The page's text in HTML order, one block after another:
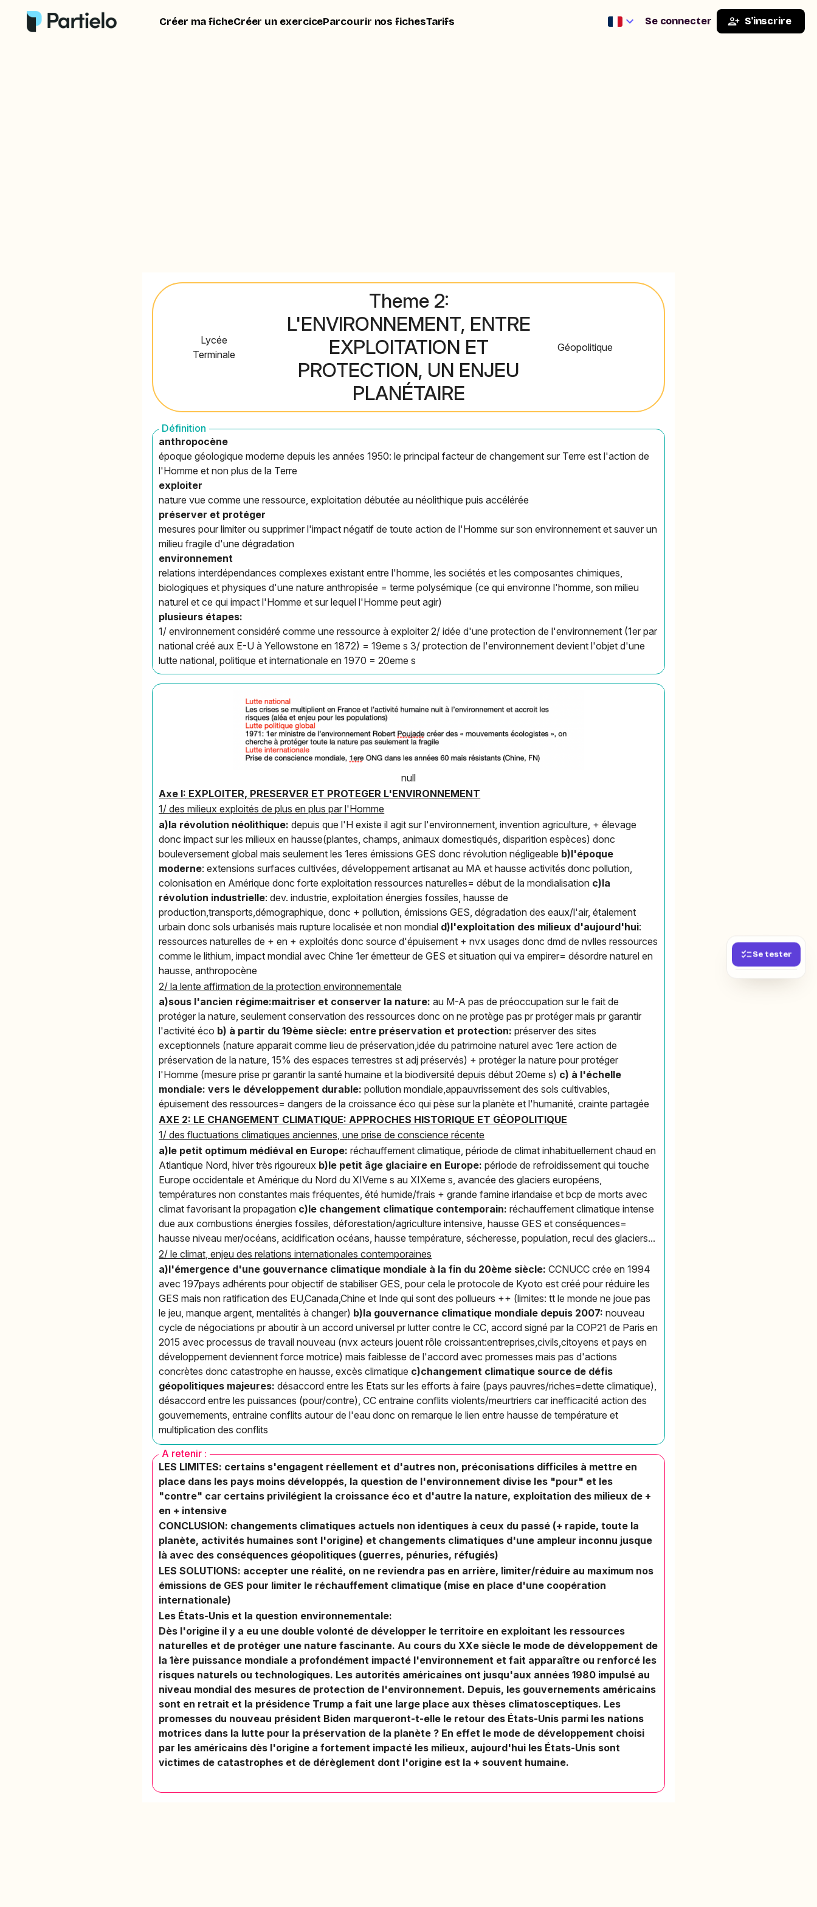
Créer ma ficheCréer un exerciceParcourir nos fichesTarifs Se connecter S'inscrire
Se tester
Lycée
Terminale
Theme 2:
L'ENVIRONNEMENT, ENTRE
EXPLOITATION ET
PROTECTION, UN ENJEU
PLANÉTAIRE
Géopolitique
Définition
anthropocène
époque géologique moderne depuis les années 1950: le principal facteur de changement sur Terre est l'action de
l'Homme et non plus de la Terre
exploiter
nature vue comme une ressource, exploitation débutée au néolithique puis accélérée
préserver et protéger
mesures pour limiter ou supprimer l'impact négatif de toute action de l'Homme sur son environnement et sauver un
milieu fragile d'une dégradation
environnement
relations interdépendances complexes existant entre l'homme, les sociétés et les composantes chimiques,
biologiques et physiques d'une nature anthropisée = terme polysémique (ce qui environne l'homme, son milieu
naturel et ce qui impact l'Homme et sur lequel l'Homme peut agir)
plusieurs étapes:
1/ environnement considéré comme une ressource à exploiter 2/ idée d'une protection de l'environnement (1er par
national créé aux E-U à Yellowstone en 1872) = 19eme s 3/ protection de l'environnement devient l'objet d'une
lutte national, politique et internationale en 1970 = 20eme s
null
Axe I: EXPLOITER, PRESERVER ET PROTEGER L'ENVIRONNEMENT
1/ des milieux exploités de plus en plus par l'Homme
a)la révolution néolithique:depuis que l'H existe il agit sur l'environnement, invention agriculture, + élevage
donc impact sur les milieux en hausse(plantes, champs, animaux domestiqués, disparition espèces) donc
bouleversement global mais seulement les 1eres émissions GES donc révolution négligeable b)l'époque
moderne: extensions surfaces cultivées, développement artisanat au MA et hausse activités donc pollution,
colonisation en Amérique donc forte exploitation ressources naturelles= début de la mondialisation c)la
révolution industrielle: dev. industrie, exploitation énergies fossiles, hausse de
production,transports,démographique, donc + pollution, émissions GES, dégradation des eaux/l'air, étalement
urbain donc sols urbanisés mais rupture localisée et non mondial d)l'exploitation des milieux d'aujourd'hui:
ressources naturelles de + en + exploités donc source d'épuisement + nvx usages donc dmd de nvlles ressources
comme le lithium, impact mondial avec Chine 1er émetteur de GES et situation qui va empirer= désordre naturel en
hausse, anthropocène
2/ la lente affirmation de la protection environnementale
a)sous l'ancien régime:maitriser et conserver la nature:au M-A pas de préoccupation sur le fait de
protéger la nature, seulement conservation des ressources donc on ne protège pas pr protéger mais pr garantir
l'activité éco b) à partir du 19ème siècle: entre préservation et protection:préserver des sites
exceptionnels (nature apparait comme lieu de préservation,idée du patrimoine naturel avec 1ere action de
préservation de la nature, 15% des espaces terrestres st adj préservés) + protéger la nature pour protéger
l'Homme (mesure prise pr garantir la santé humaine et la biodiversité depuis début 20eme s) c) à l'échelle
mondiale: vers le développement durable:pollution mondiale,appauvrissement des sols cultivables,
épuisement des ressources= dangers de la croissance éco qui pèse sur la planète et l'humanité, crainte partagée
AXE 2: LE CHANGEMENT CLIMATIQUE: APPROCHES HISTORIQUE ET GÉOPOLITIQUE
1/ des fluctuations climatiques anciennes, une prise de conscience récente
a)le petit optimum médiéval en Europe:réchauffement climatique, période de climat inhabituellement chaud en
Atlantique Nord, hiver très rigoureux b)le petit âge glaciaire en Europe: période de refroidissement qui touche
Europe occidentale et Amérique du Nord du XIVeme s au XIXeme s, avancée des glaciers européens,
températures non constantes mais fréquentes, été humide/frais + grande famine irlandaise et bcp de morts avec
climat favorisant la propagation c)le changement climatique contemporain:réchauffement climatique intense
due aux combustions énergies fossiles, déforestation/agriculture intensive, hausse GES et conséquences=
hausse niveau mer/océans, acidification océans, hausse température, sécheresse, population, recul des glaciers...
2/ le climat, enjeu des relations internationales contemporaines
a)l'émergence d'une gouvernance climatique mondiale à la fin du 20ème siècle: CCNUCC crée en 1994
avec 197pays adhérents pour objectif de stabiliser GES, pour cela le protocole de Kyoto est créé pour réduire les
GES mais non ratification des EU,Canada,Chine et Inde qui sont des pollueurs ++ (limites: tt le monde ne joue pas
le jeu, manque argent, mentalités à changer) b)la gouvernance climatique mondiale depuis 2007:nouveau
cycle de négociations pr aboutir à un accord universel pr lutter contre le CC, accord signé par la COP21 de Paris en
2015 avec processus de travail nouveau (nvx acteurs jouent rôle croissant:entreprises,civils,citoyens et pays en
développement deviennent force motrice) mais faiblesse de l'accord avec promesses mais pas d'actions
concrètes donc catastrophe en hausse, excès climatique c)changement climatique source de défis
géopolitiques majeures:désaccord entre les Etats sur les efforts à faire (pays pauvres/riches=dette climatique),
désaccord entre les puissances (pour/contre), CC entraine conflits violents/meurtriers car inefficacité action des
gouvernements, entraine conflits autour de l'eau donc on remarque le lien entre hausse de température et
multiplication des conflits
A retenir :
LES LIMITES: certains s'engagent réellement et d'autres non, préconisations difficiles à mettre en
place dans les pays moins développés, la question de l'environnement divise les "pour" et les
"contre" car certains privilégient la croissance éco et d'autre la nature, exploitation des milieux de +
en + intensive
CONCLUSION: changements climatiques actuels non identiques à ceux du passé (+ rapide, toute la
planète, activités humaines sont l'origine) et changements climatiques d'une ampleur inconnu jusque
là avec des conséquences géopolitiques (guerres, pénuries, réfugiés)
LES SOLUTIONS: accepter une réalité, on ne reviendra pas en arrière, limiter/réduire au maximum nos
émissions de GES pour limiter le réchauffement climatique (mise en place d'une coopération
internationale)
Les États-Unis et la question environnementale:
Dès l'origine il y a eu une double volonté de développer le territoire en exploitant les ressources
naturelles et de protéger une nature fascinante. Au cours du XXe siècle le mode de développement de
la 1ère puissance mondiale a profondément impacté l'environnement et fait apparaître ou renforcé les
risques naturels ou technologiques. Les autorités américaines ont jusqu'aux années 1980 impulsé au
niveau mondial des mesures de protection de l'environnement. Depuis, les gouvernements américains
sont en retrait et la présidence Trump a fait une large place aux thèses climatosceptiques. Les
promesses du nouveau président Biden marqueront-t-elle le retour des États-Unis parmi les nations
motrices dans la lutte pour la préservation de la planète ? En effet le mode de développement choisi
par les américains dès l'origine a fortement impacté les milieux, aujourd'hui les États-Unis sont
victimes de catastrophes et de dérèglement dont l'origine est la + souvent humaine.